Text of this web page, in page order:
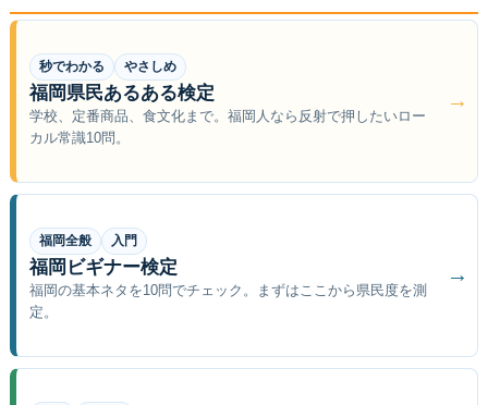
秒でわかる やさしめ
福岡県民あるある検定
学校、定番商品、食文化まで。福岡人なら反射で押したいロー
カル常識10問。
→
福岡全般 入門
福岡ビギナー検定
福岡の基本ネタを10問でチェック。まずはここから県民度を測
定。
→